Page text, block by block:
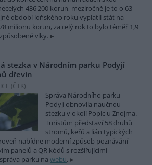
436 200 korun, meziročně je to o 63
období loňského roku vyplatil stát na
milionu korun, za celý rok to bylo téměř 1,9
vlky.
stezka v Národním parku Podyjí
dřevin
(ČTK)
Správa Národního parku
Podyjí obnovila naučnou
stezku v okolí Popic u Znojma.
Turistům představí 58 druhů
stromů, keřů a lián typických
nabídne moderní způsob poznávání
panelů a QR kódů s rozšiřujícími
parku na webu.